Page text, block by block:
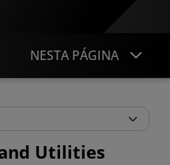
NESTA PÁGINA
Alone Tools and Utilities
Utilities